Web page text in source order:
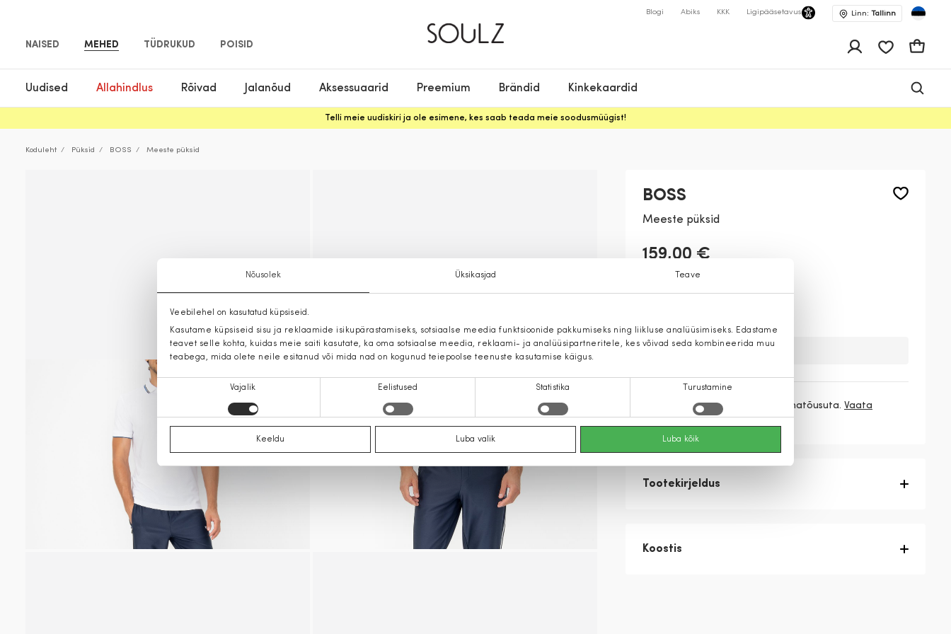
Nõusolek Üksikasjad Teave
Veebilehel on kasutatud küpsiseid.
Kasutame küpsiseid sisu ja reklaamide isikupärastamiseks, sotsiaalse meedia funktsioonide pakkumiseks ning liikluse analüüsimiseks. Edastame
teavet selle kohta, kuidas meie saiti kasutate, ka oma sotsiaalse meedia, reklaami- ja analüüsipartneritele, kes võivad seda kombineerida muu
teabega, mida olete neile esitanud või mida nad on kogunud teiepoolse teenuste kasutamise käigus.
Nõusoleku
Vajalik Eelistused Statistika Turustamine
Keeldu Luba valik Luba kõik
NAISED MEHED TÜDRUKUD POISID
Blogi Abiks KKK Ligipääsetavus Linn: Tallinn
Uudised Allahindlus Rõivad Jalanõud Aksessuaarid Preemium Brändid Kinkekaardid
Telli meie uudiskiri ja ole esimene, kes saab teada meie soodusmüügist!
Koduleht Püksid BOSS Meeste püksid
BOSS
Meeste püksid
159,00 €
53,00 € / kuu ilma hinnatõusuta. Vaata
rohkem
Tootekirjeldus
Koostis